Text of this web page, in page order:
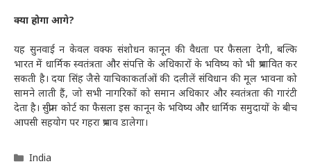
क्या होगा आगे?
यह सुनवाई न केवल वक्फ संशोधन कानून की वैधता पर फैसला देगी, बल्कि
भारत में धार्मिक स्वतंत्रता और संपत्ति के अधिकारों के भविष्य को भी प्रभावित कर
सकती है। दया सिंह जैसे याचिकाकर्ताओं की दलीलें संविधान की मूल भावना को
सामने लाती हैं, जो सभी नागरिकों को समान अधिकार और स्वतंत्रता की गारंटी
देता है। सुप्रीम कोर्ट का फैसला इस कानून के भविष्य और धार्मिक समुदायों के बीच
आपसी सहयोग पर गहरा प्रभाव डालेगा।
Categories
India